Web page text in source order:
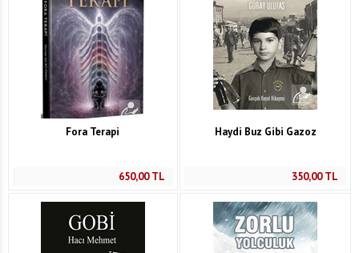
Fora Terapi
650,00TL
Haydi Buz Gibi Gazoz
350,00TL